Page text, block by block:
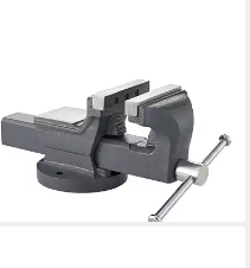
Schraubstock,
Parallelschraubstock 150 mm
121,98 €
lieferbar - in 2-3 Werktagen bei dir